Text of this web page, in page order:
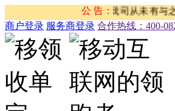
公 告：
任何关系，我司从未有与之
商户登录 服务商登录 合作热线：‭400-